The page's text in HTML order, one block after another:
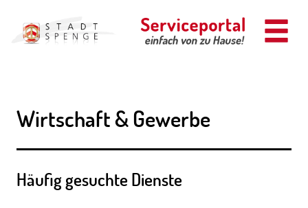
Wirtschaft & Gewerbe
Häufig gesuchte Dienste